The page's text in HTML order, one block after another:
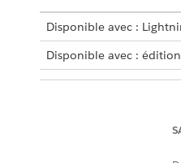
Disponible avec :
Disponible avec :